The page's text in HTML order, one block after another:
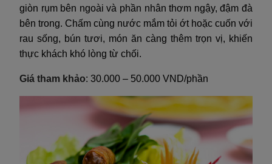
giòn rụm bên ngoài và phần nhân thơm ngậy, đậm đà
bên trong. Chấm cùng nước mắm tỏi ớt hoặc cuốn với
rau sống, bún tươi, món ăn càng thêm trọn vị, khiến
thực khách khó lòng từ chối.
Giá tham khảo: 30.000 – 50.000 VND/phần